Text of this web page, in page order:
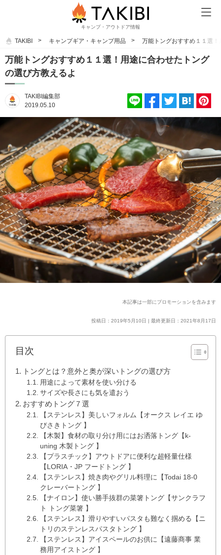
キャンプ・アウトドア情報
TAKIBI キャンプギア・キャンプ用品 万能トングおすすめ１１選
万能トングおすすめ１１選！用途に合わせたトング
の選び方教えるよ
TAKIBI編集部
2019.05.10
本記事は一部にプロモーションを含みます
投稿日：2019年5月10日 | 最終更新日：2021年8月17日
目次
トングとは？意外と奥が深いトングの選び方
用途によって素材を使い分ける
サイズや長さにも気を遣おう
おすすめトング７選
【ステンレス】美しいフォルム【オークス レイエ ゆ
びさきトング 】
【木製】食材の取り分け用にはお洒落トング【k-
uning 木製トング 】
【プラスチック】アウトドアに便利な超軽量仕様
【LORIA・JP フードトング 】
【ステンレス】焼き肉やグリル料理に【Todai 18-0
クレーバートング 】
【ナイロン】使い勝手抜群の菜箸トング【サンクラフ
ト トング菜箸 】
【ステンレス】滑りやすいパスタも難なく掴める【ニ
トリのステンレスパスタトング 】
【ステンレス】アイスペールのお供に【遠藤商事 業
務用アイストング 】